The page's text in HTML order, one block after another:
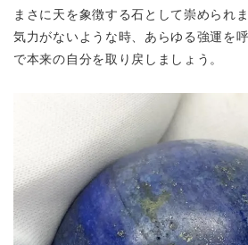
まさに天を象徴する石として崇められま
気力がないような時、あらゆる強運を
で本来の自分を取り戻しましょう。